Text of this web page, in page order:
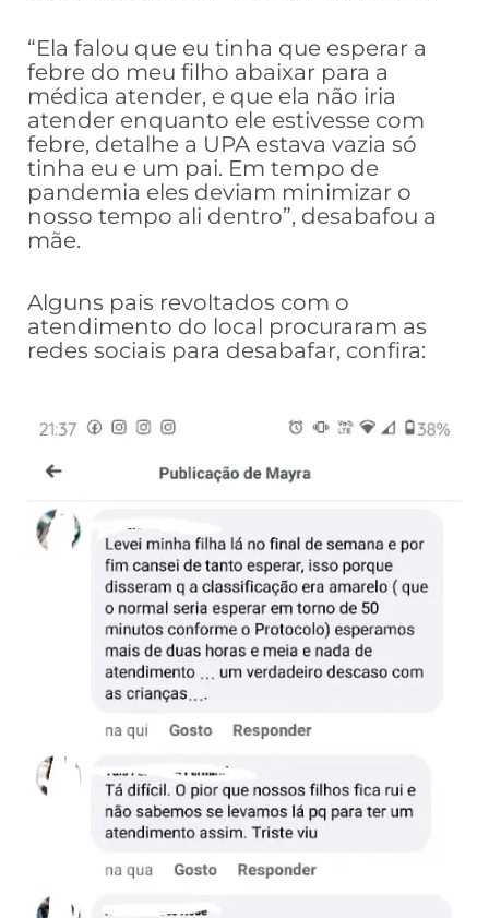
“Ela falou que eu tinha que esperar a
febre do meu filho abaixar para a
médica atender, e que ela não iria
atender enquanto ele estivesse com
febre, detalhe a UPA estava vazia só
tinha eu e um pai. Em tempo de
pandemia eles deviam minimizar o
nosso tempo ali dentro”, desabafou a
mãe.
Alguns pais revoltados com o
atendimento do local procuraram as
redes sociais para desabafar, confira: